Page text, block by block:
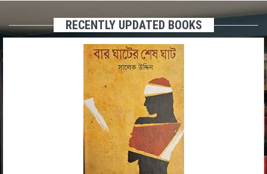
RECENTLY UPDATED BOOKS